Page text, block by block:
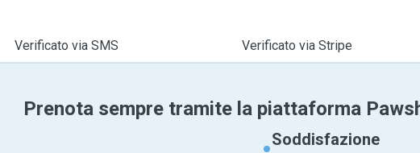
Verificato via SMS Verificato via Stripe
Prenota sempre tramite la piattaforma
Soddisfazione